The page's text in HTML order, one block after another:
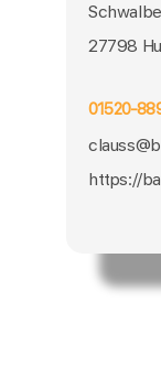
27798
01520-
https://